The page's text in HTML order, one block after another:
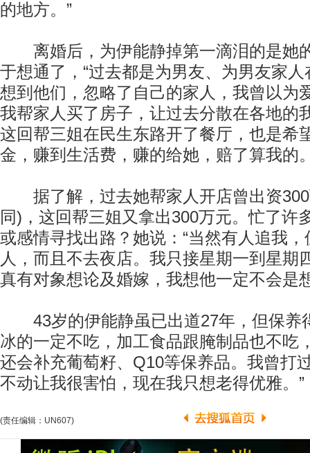
的地方。”
离婚后，为伊能静掉第一滴泪的是她
于想通了，“过去都是为男友、为男友家
想到他们，忽略了自己的家人，我曾以为
我帮家人买了房子，让过去分散在各地的
这回帮三姐在民生东路开了餐厅，也是希
金，赚到生活费，赚的给她，赔了算我的
据了解，过去她帮家人开店曾出资300
同)，这回帮三姐又拿出300万元。忙了许
或感情寻找出路？她说：“当然有人追我
人，而且不去夜店。我只接星期一到星期
真有对象想论及婚嫁，我想他一定不会是
43岁的伊能静虽已出道27年，但保养
冰的一定不吃，加工食品跟腌制品也不吃
还会补充葡萄籽、Q10等保养品。我曾打
不动让我很害怕，现在我只想老得优雅。
(责任编辑：UN607)